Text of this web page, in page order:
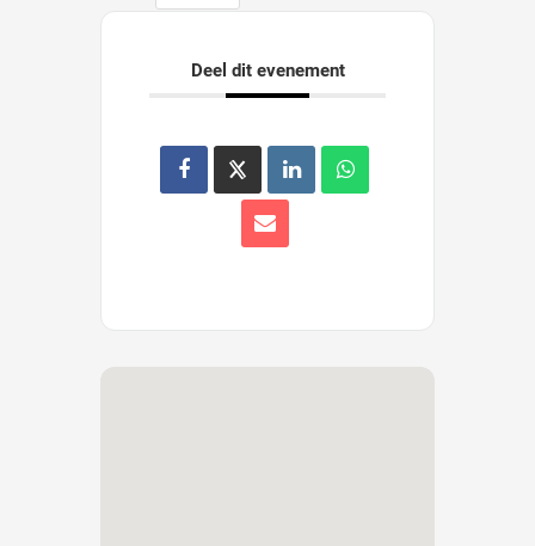
Deel dit evenement